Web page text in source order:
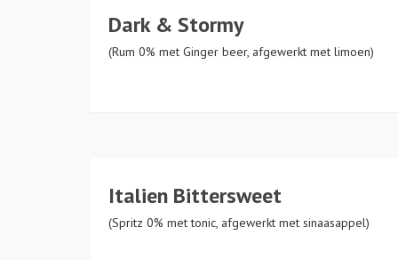
Dark & Stormy
(Rum 0% met Ginger beer, afgewerkt met limoen)
Italien Bittersweet
(Spritz 0% met tonic, afgewerkt met sinaasappel)
Meer dan 250 bieren in